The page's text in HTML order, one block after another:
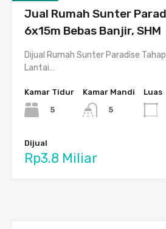
Jual Rumah Sunter
6x15m Bebas Banjir, SHM
Dijual Rumah Sunter Paradise
Lantai…
Kamar Tidur
5
Kamar Mandi
5
Luas
Dijual
Rp3.8 Miliar